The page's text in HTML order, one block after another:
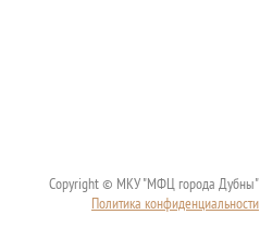
Copyright © МКУ "МФЦ города Дубны"
Политика конфиденциальности